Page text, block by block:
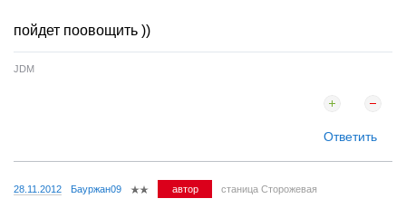
пойдет поовощить ))
JDM
Ответить
28.11.2012 Бауржан09 автор станица Сторожевая